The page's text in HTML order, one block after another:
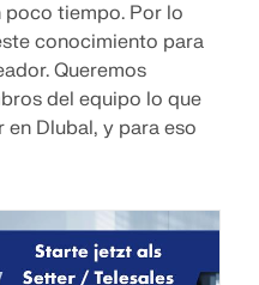
poco tiempo. Por lo
conocimiento para
Queremos
del equipo lo que
Dlubal, y para eso